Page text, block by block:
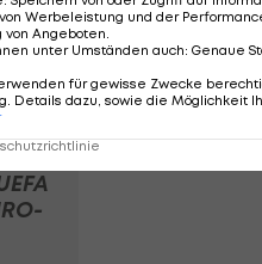
EM mit den ICE- und IC-
und wurde über die
Werbeleistung und der
von Angeboten
unter Umständen auch: Genaue
für gewisse Zwecke
Details dazu, sowie die Möglichkeit